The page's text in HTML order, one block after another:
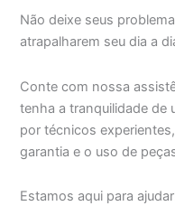
Não deixe seus
atrapalharem seu dia a
Conte com nossa
tenha a tranquilidade de
por técnicos
garantia e o uso de
Estamos aqui para